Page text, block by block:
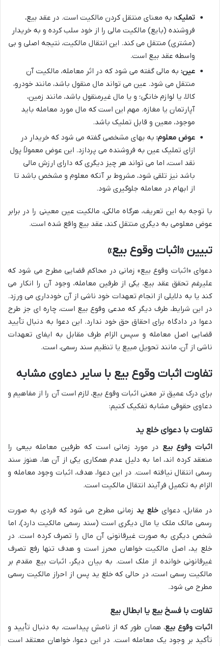
تملیک: به معنای منتقل کردن مالکیت است. در عقد بیع،
فروشنده (بایع) مالکیت مالی را از خود سلب کرده و به خریدار
(مشتری) منتقل می کند. این انتقال مالکیت، نتیجه اصلی و بی
واسطه عقد بیع است.
عین: به مالی گفته می شود که در اثر معامله، مالکیت آن
منتقل می شود. عین می تواند مال منقول باشد، مانند خودرو،
کالا، یا لوازم خانگی؛ و یا مال غیرمنقول باشد، مانند زمین،
آپارتمان یا مغازه. مهم این است که مال مورد معامله باید
موجود، معین و قابل تملیک باشد.
عوض معلوم: به بهای مشخصی گفته می شود که خریدار در
ازای تملیک عین به فروشنده می پردازد. این عوض معمولاً پول
نقد است، اما می تواند هر چیز دیگری که دارای ارزش مالی
باشد نیز تلقی شود، مشروط بر آنکه معلوم و مشخص باشد تا
از ابهام در معامله جلوگیری شود.
با توجه به این تعریف، هرگاه مالکی، مالکیت عین معینی را در برابر
عوض معلومی به دیگری منتقل کند، عقد بیع واقع شده است.
تبیین «اثبات وقوع بیع»
دعوای «اثبات وقوع بیع» زمانی در محاکم قضایی مطرح می شود که
علیرغم تحقق عقد بیع، یکی از طرفین معامله، وجود آن را انکار می
کند یا به دلایلی از انجام تعهدات خود ناشی از آن خودداری می ورزد.
در این شرایط، طرف دیگر که مدعی وقوع بیع است، چاره ای جز طرح
دعوا در دادگاه برای احقاق حق خود ندارد. این دعوا به دنبال تأیید
قضایی اصل معامله و سپس الزام طرف مقابل به ایفای تعهدات
ناشی از آن، مانند تحویل مبیع یا تنظیم سند رسمی، است.
تفاوت اثبات وقوع بیع با سایر دعاوی مشابه
برای درک عمیق تر معنی اثبات وقوع بیع، لازم است آن را از مفاهیم و
دعاوی حقوقی مشابه تفکیک کنیم:
تفاوت با دعوای خلع ید
اثبات وقوع بیع در مورد زمانی است که طرفین معامله بیعی را
منعقد کرده اند، اما به دلیل عدم همکاری یکی از آن ها، هنوز سند
رسمی انتقال نیافته است. در این دعوا، هدف، اثبات وجود معامله و
الزام به تکمیل فرآیند انتقال مالکیت است.
در مقابل، دعوای خلع ید زمانی مطرح می شود که فردی به صورت
رسمی مالک ملک یا مال دیگری است (سند رسمی مالکیت دارد)، اما
شخص دیگری به صورت غیرقانونی آن مال را تصرف کرده است. در
خلع ید، اصل مالکیت خواهان محرز است و هدف تنها رفع تصرف
غیرقانونی خوانده از ملک است. به بیان دیگر، اثبات بیع مقدم بر
مالکیت رسمی است، در حالی که خلع ید پس از احراز مالکیت رسمی
مطرح می شود.
تفاوت با فسخ بیع یا ابطال بیع
اثبات وقوع بیع، همان طور که از نامش پیداست، به دنبال تأیید و
تأکید بر وجود یک معامله است. در این دعوا، خواهان معتقد است